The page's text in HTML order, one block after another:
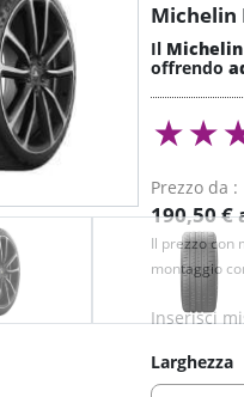
Michelin
Il
offrendo
Prezzo da :
190,50 €
Il prezzo con
montaggio
Inserisci
Larghezza